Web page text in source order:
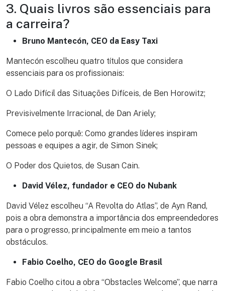
3. Quais livros são essenciais para
a carreira?
Bruno Mantecón, CEO da Easy Taxi
Mantecón escolheu quatro títulos que considera
essenciais para os profissionais:
O Lado Difícil das Situações Difíceis, de Ben Horowitz;
Previsivelmente Irracional, de Dan Ariely;
Comece pelo porquê: Como grandes líderes inspiram
pessoas e equipes a agir, de Simon Sinek;
O Poder dos Quietos, de Susan Cain.
David Vélez, fundador e CEO do Nubank
David Vélez escolheu “A Revolta do Atlas”, de Ayn Rand,
pois a obra demonstra a importância dos empreendedores
para o progresso, principalmente em meio a tantos
obstáculos.
Fabio Coelho, CEO do Google Brasil
Fabio Coelho citou a obra “Obstacles Welcome”, que narra